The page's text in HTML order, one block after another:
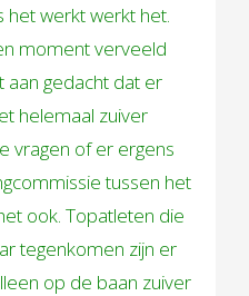
het werkt werkt het.
moment verveeld
gedacht dat er
helemaal zuiver
vragen of er ergens
tussen het
ook. Topatleten die
tegenkomen zijn er
op de baan zuiver